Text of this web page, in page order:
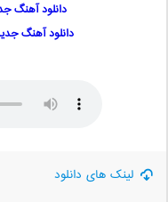
دانلود آهنگ
دانلود آهنگ
لینک های دانلود